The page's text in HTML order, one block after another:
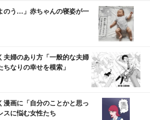
のう…」赤ちゃんの寝姿が一
夫婦のあり方「一般的な夫婦
なりの幸せを模索」
漫画に「自分のことかと思っ
スに悩む女性たち